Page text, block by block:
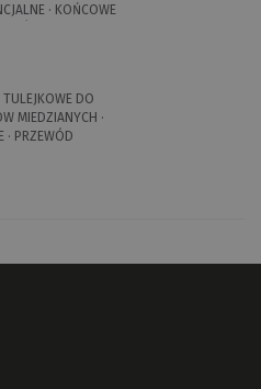
· KOŃCOWE
DO
MIEDZIANYCH ·
· PRZEWÓD